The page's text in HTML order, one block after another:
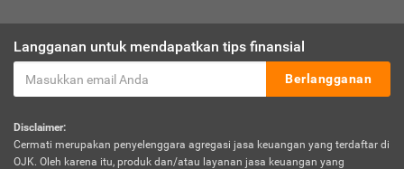
Langganan untuk mendapatkan tips finansial
Berlangganan
Disclaimer:
Cermati merupakan penyelenggara agregasi jasa keuangan yang terdaftar di
OJK. Oleh karena itu, produk dan/atau layanan jasa keuangan yang